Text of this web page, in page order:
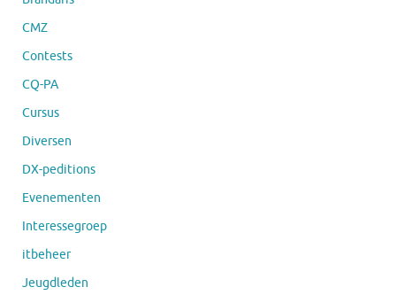
CMZ
Contests
CQ-PA
Cursus
Diversen
DX-peditions
Evenementen
Interessegroep
itbeheer
Jeugdleden